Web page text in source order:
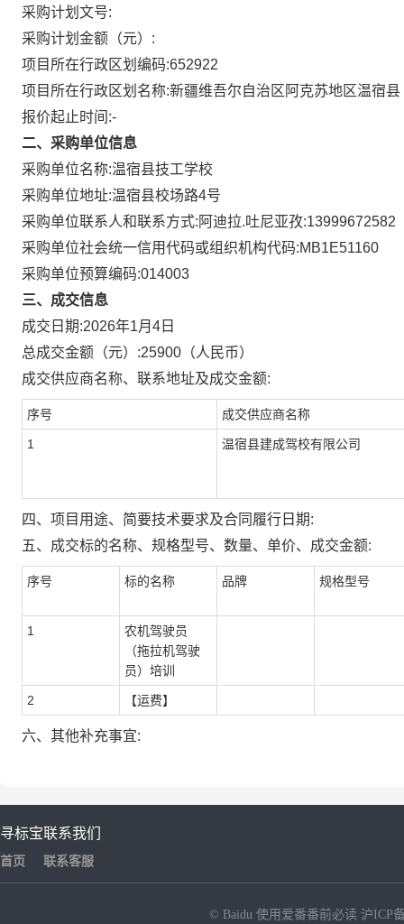
采购计划文号:
采购计划金额（元）:
项目所在行政区划编码:652922
项目所在行政区划名称:新疆维吾尔自治区阿克苏地区温宿县
报价起止时间:-
二、采购单位信息
采购单位名称:温宿县技工学校
采购单位地址:温宿县校场路4号
采购单位联系人和联系方式: 阿迪拉.吐尼亚孜:13999672582
采购单位社会统一信用代码或组织机构代码:MB1E51160
采购单位预算编码:014003
三、成交信息
成交日期:2026年1月4日
总成交金额（元）:25900 （人民币）
成交供应商名称、联系地址及成交金额:
序号 成交供应商名称
1 温宿县建成驾校有限公司
四、项目用途、简要技术要求及合同履行日期:
五、成交标的名称、规格型号、数量、单价、成交金额:
序号 标的名称 品牌 规格型号
1
农机驾驶员
（拖拉机驾驶
员）培训
2 【运费】
六、其他补充事宜:
寻标宝
首页
联系我们
联系客服
© Baidu 使用爱番番前必读 沪ICP